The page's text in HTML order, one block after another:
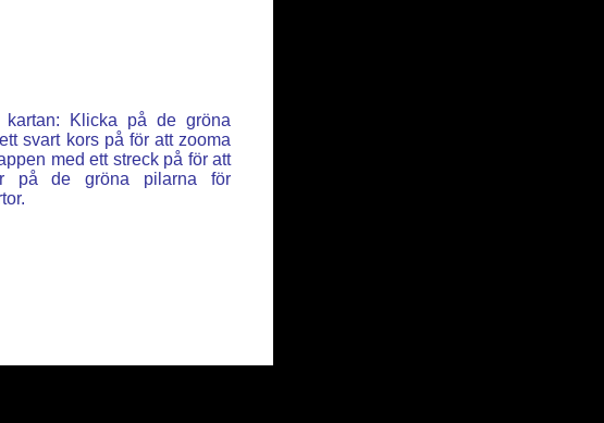
kartan: Klicka på de gröna
svart kors på för att zooma
med ett streck på för att
på de gröna pilarna för